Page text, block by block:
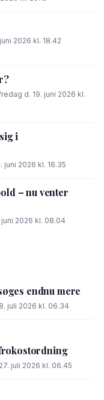
2026 kl. 18.42
d. 19. juni 2026 kl.
i
juni 2026 kl. 16.35
– nu venter
2026 kl. 08.04
endnu mere
juli 2026 kl. 06.34
juli 2026 kl. 06.45